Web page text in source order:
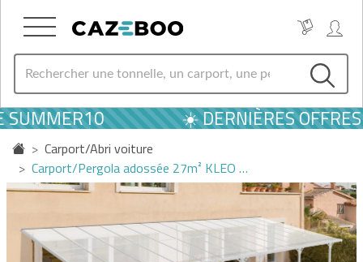
☀️ DERNIÈRES OFFRES
Carport/Abri voiture
Carport/Pergola adossée 27m² KLEO …